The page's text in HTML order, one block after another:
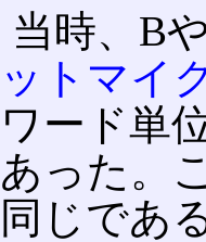
当時、B
ットマイ
ワード単
あった。
同じである